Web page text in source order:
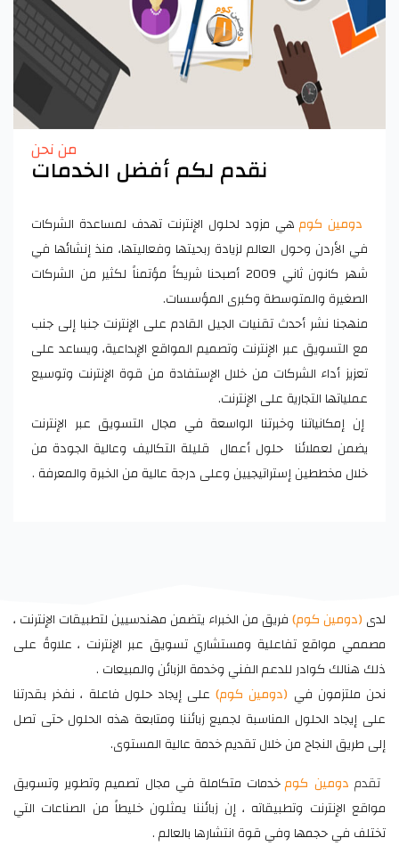
من نحن
نقدم لكم أفضل الخدمات
دومين كومهي مزود لحلول الإنترنت تهدف لمساعدة الشركات
في الأردن وحول العالم لزيادة ربحيتها وفعاليتها، منذ إنشائها في
شهر كانون ثاني 2009 أصبحنا شريكاً مؤتمناً لكثير من الشركات
الصغيرة والمتوسطة وكبرى المؤسسات.
منهجنا نشر أحدث تقنيات الجيل القادم على الإنترنت جنبا إلى جنب
مع التسويق عبر الإنترنت وتصميم المواقع الإبداعية، ويساعد على
تعزيز أداء الشركات من خلال الإستفادة من قوة الإنترنت وتوسيع
عملياتها التجارية على الإنترنت.
إن إمكانياتنا وخبرتنا الواسعة في مجال التسويق عبر الإنترنت
يضمن لعملائنا حلول أعمال قليلة التكاليف وعالية الجودة من
خلال مخططين إستراتيجيين وعلى درجة عالية من الخبرة والمعرفة .
لدى(دومين كوم)فريق من الخبراء يتضمن مهندسيين لتطبيقات الإنترنت ،
مصممي مواقع تفاعلية ومستشاري تسويق عبر الإنترنت ، علاوةً على
ذلك هنالك كوادر للدعم الفني وخدمة الزبائن والمبيعات .
نحن ملتزمون في (دومين كوم)على إيجاد حلول فاعلة ، نفخر بقدرتنا
على إيجاد الحلول المناسبة لجميع زبائننا ومتابعة هذه الحلول حتى تصل
إلى طريق النجاح من خلال تقديم خدمة عالية المستوى.
تقدم دومين كومخدمات متكاملة في مجال تصميم وتطوير وتسويق
مواقع الإنترنت وتطبيقاته ، إن زبائننا يمثلون خليطاً من الصناعات التي
تختلف في حجمها وفي قوة انتشارها بالعالم .